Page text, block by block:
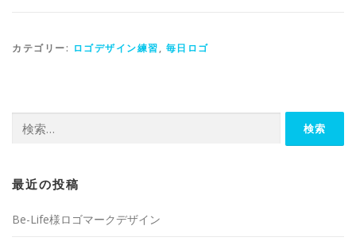
カテゴリー: ロゴデザイン練習, 毎日ロゴ
索:
最近の投稿
Be-Life様ロゴマークデザイン